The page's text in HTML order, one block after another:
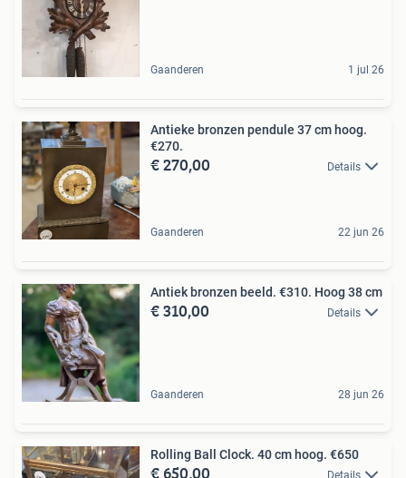
Gaanderen 1 jul 26
Antieke bronzen pendule 37 cm hoog.
€270.
€ 270,00 Details
Gaanderen 22 jun 26
Antiek bronzen beeld. €310. Hoog 38 cm
€ 310,00 Details
Gaanderen 28 jun 26
Rolling Ball Clock. 40 cm hoog. €650
€ 650,00 Details